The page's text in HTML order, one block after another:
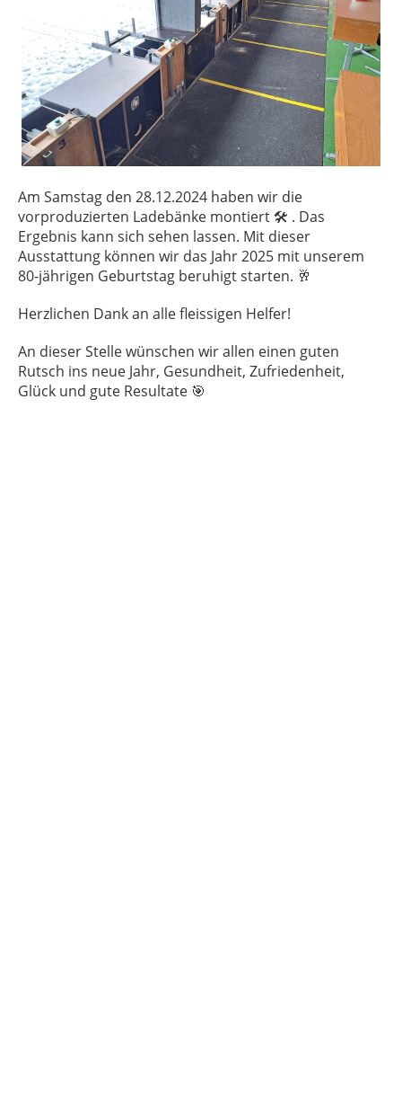
Am Samstag den 28.12.2024 haben wir die
vorproduzierten Ladebänke montiert 🛠 . Das
Ergebnis kann sich sehen lassen. Mit dieser
Ausstattung können wir das Jahr 2025 mit unserem
80-jährigen Geburtstag beruhigt starten. 🥂
Herzlichen Dank an alle fleissigen Helfer!
An dieser Stelle wünschen wir allen einen guten
Rutsch ins neue Jahr, Gesundheit, Zufriedenheit,
Glück und gute Resultate 🎯